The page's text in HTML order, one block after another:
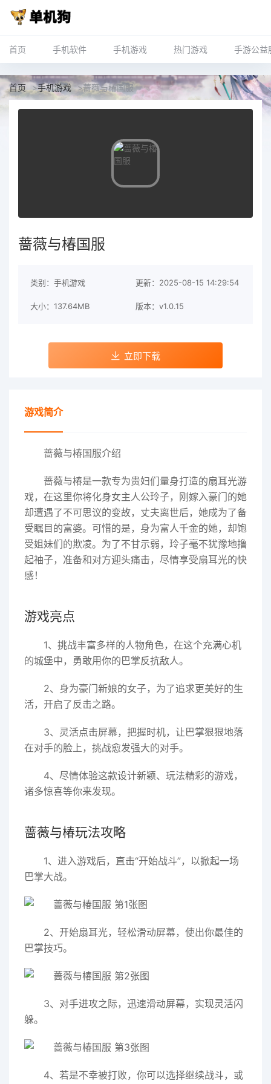
首页 手机软件 手机游戏 热门游戏 手游公益
首页 >手机游戏 >蔷薇与椿国服
蔷薇与椿国服
类别：手机游戏 更新：2025-08-15 14:29:54
大小：137.64MB 版本：v1.0.15
立即下载
游戏简介
蔷薇与椿国服介绍
蔷薇与椿是一款专为贵妇们量身打造的扇耳光游
戏，在这里你将化身女主人公玲子，刚嫁入豪门的她
却遭遇了不可思议的变故，丈夫离世后，她成为了备
受瞩目的富婆。可惜的是，身为富人千金的她，却饱
受姐妹们的欺凌。为了不甘示弱，玲子毫不犹豫地撸
起袖子，准备和对方迎头痛击，尽情享受扇耳光的快
感！
游戏亮点
1、挑战丰富多样的人物角色，在这个充满心机
的城堡中，勇敢用你的巴掌反抗敌人。
2、身为豪门新娘的女子，为了追求更美好的生
活，开启了反击之路。
3、灵活点击屏幕，把握时机，让巴掌狠狠地落
在对手的脸上，挑战愈发强大的对手。
4、尽情体验这款设计新颖、玩法精彩的游戏，
诸多惊喜等你来发现。
蔷薇与椿玩法攻略
1、进入游戏后，直击“开始战斗”，以掀起一场
巴掌大战。
2、开始扇耳光，轻松滑动屏幕，使出你最佳的
巴掌技巧。
3、对手进攻之际，迅速滑动屏幕，实现灵活闪
躲。
4、若是不幸被打败，你可以选择继续战斗，或